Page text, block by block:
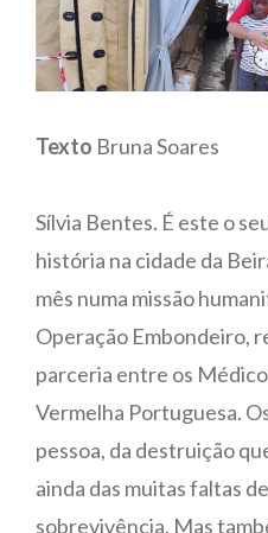
Texto Bruna Soares
Sílvia Bentes. É este o
história na cidade da
mês numa missão
Operação Embondeiro,
parceria entre os
Vermelha Portuguesa.
pessoa, da destruição
ainda das muitas faltas
sobrevivência. Mas